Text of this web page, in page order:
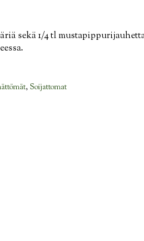
sekä 1/4 tl
, Soijattomat